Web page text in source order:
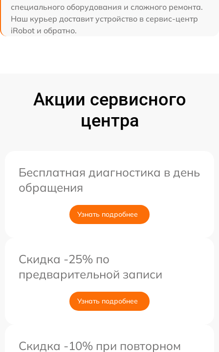
специального оборудования и сложного ремонта.
Наш курьер доставит устройство в сервис-центр
iRobot и обратно.
Акции сервисного
центра
Бесплатная диагностика в день
обращения
Узнать подробнее
Скидка -25% по
предварительной записи
Узнать подробнее
Скидка -10% при повторном